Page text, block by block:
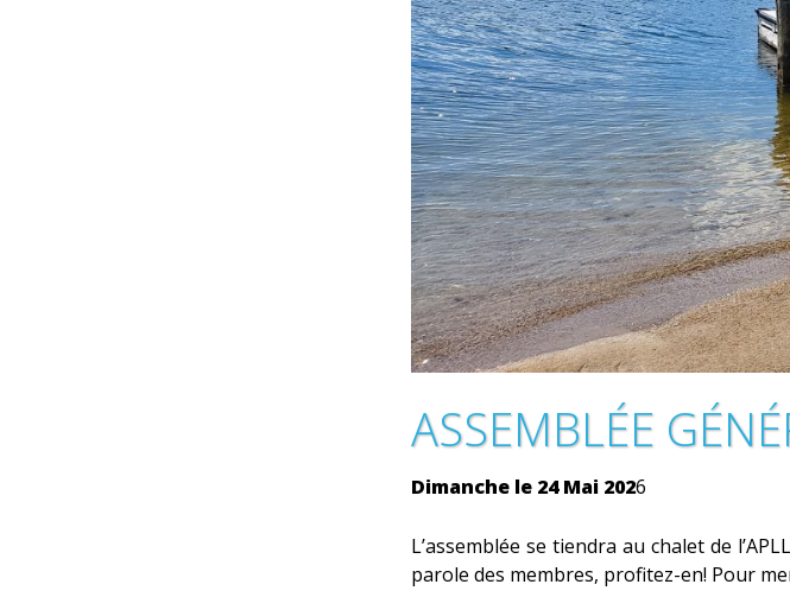
ASSEMBLÉE
Dimanche le 24 Mai 2026
L’assemblée se tiendra au chalet de
parole des membres, profitez-en! Pour